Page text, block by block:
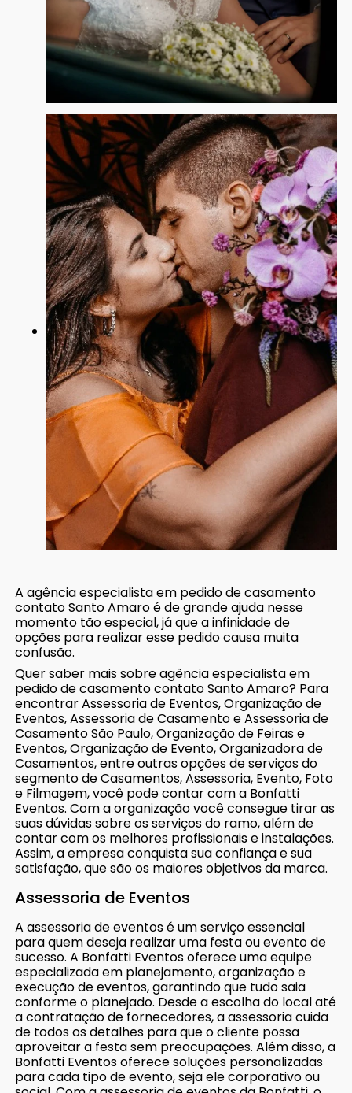
A agência especialista em pedido de casamento
contato Santo Amaro é de grande ajuda nesse
momento tão especial, já que a infinidade de
opções para realizar esse pedido causa muita
confusão.
Quer saber mais sobre agência especialista em
pedido de casamento contato Santo Amaro? Para
encontrar Assessoria de Eventos, Organização de
Eventos, Assessoria de Casamento e Assessoria de
Casamento São Paulo, Organização de Feiras e
Eventos, Organização de Evento, Organizadora de
Casamentos, entre outras opções de serviços do
segmento de Casamentos, Assessoria, Evento, Foto
e Filmagem, você pode contar com a Bonfatti
Eventos. Com a organização você consegue tirar as
suas dúvidas sobre os serviços do ramo, além de
contar com os melhores profissionais e instalações.
Assim, a empresa conquista sua confiança e sua
satisfação, que são os maiores objetivos da marca.
Assessoria de Eventos
A assessoria de eventos é um serviço essencial
para quem deseja realizar uma festa ou evento de
sucesso. A Bonfatti Eventos oferece uma equipe
especializada em planejamento, organização e
execução de eventos, garantindo que tudo saia
conforme o planejado. Desde a escolha do local até
a contratação de fornecedores, a assessoria cuida
de todos os detalhes para que o cliente possa
aproveitar a festa sem preocupações. Além disso, a
Bonfatti Eventos oferece soluções personalizadas
para cada tipo de evento, seja ele corporativo ou